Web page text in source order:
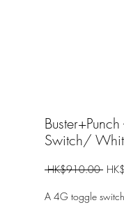
Switch/
HK$910.00 一
價
A 4G toggle